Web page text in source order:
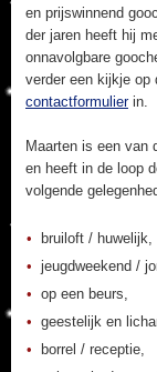
en prijswinnend
der jaren heeft hij
onnavolgbare
verder een kijkje op
contactformulierin.
Maarten is een van
en heeft in de loop
volgende
bruiloft / huwelijk,
jeugdweekend /
op een beurs,
geestelijk en
borrel / receptie,